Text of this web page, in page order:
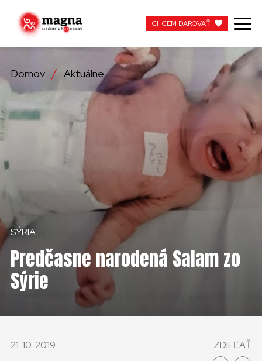
CHCEM DAROVAŤ
NAŠA PRÁCA
O NÁS
AKTUÁLNE
ZAPOJTE SA
APOTEKA + PINAKOTEKA
PRACUJTE S NAMI
KONTAKT
SLOVENSKO
CHCEM DAROVAŤ
Domov Aktuálne
SÝRIA
Predčasne narodená Salam zo
Sýrie
21. 10. 2019 ZDIEĽAŤ